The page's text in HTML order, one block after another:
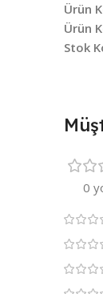
Ürün
Ürün
Stok
0